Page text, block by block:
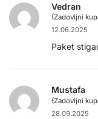
Vedran
(Zadovljni
12.06.2025
Paket
Mustafa
(Zadovljni
28.09.2025